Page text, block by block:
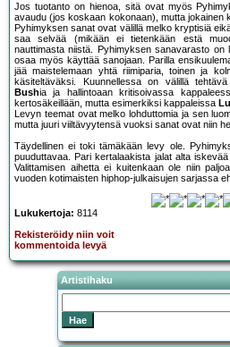
Jos tuotanto on hienoa, sitä ovat myös
avaudu (jos koskaan kokonaan), mutta jokainen
Pyhimyksen sanat ovat välillä melko kryptisiä
saa selvää (mikään ei tietenkään estä
nauttimasta niistä. Pyhimyksen sanavarasto on
osaa myös käyttää sanojaan. Parilla
jää maistelemaan yhtä riimiparia, toinen ja
käsiteltäväksi. Kuunnellessa on välillä
Bushia ja hallintoaan kritisoivassa
kertosäkeillään, mutta esimerkiksi kappaleissa
Levyn teemat ovat melko lohduttomia ja sen
mutta juuri viiltävyytensä vuoksi sanat ovat niin
Täydellinen ei toki tämäkään levy ole.
puuduttavaa. Pari kertalaakista jalat alta
Valittamisen aihetta ei kuitenkaan ole niin
vuoden kotimaisten hiphop-julkaisujen sarjassa
Lukukertoja: 8114
Rekisteröidy niin voit
kommentoida levyä
Artistihaku